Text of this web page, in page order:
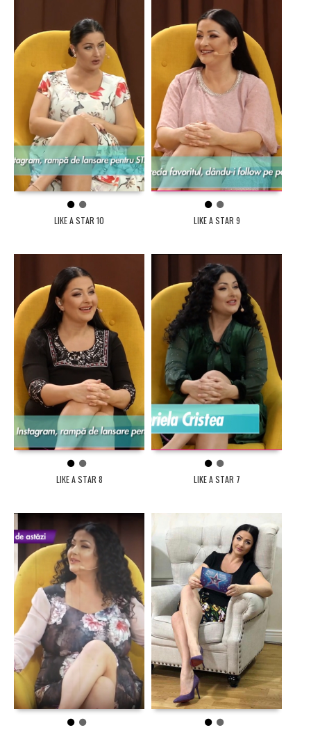
1 2
LIKE A STAR 10
1 2
LIKE A STAR 9
1 2
LIKE A STAR 8
1 2
LIKE A STAR 7
1 2 1 2